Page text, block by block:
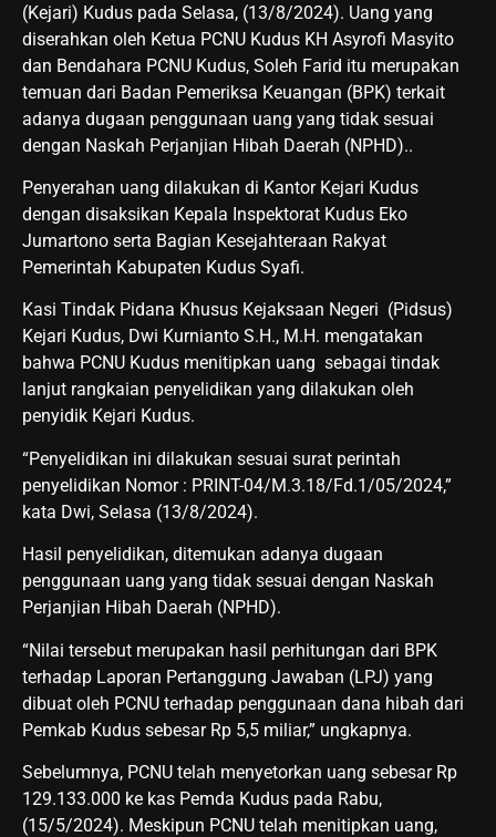
(Kejari) Kudus pada Selasa, (13/8/2024). Uang yang
diserahkan oleh Ketua PCNU Kudus KH Asyrofi Masyito
dan Bendahara PCNU Kudus, Soleh Farid itu merupakan
temuan dari Badan Pemeriksa Keuangan (BPK) terkait
adanya dugaan penggunaan uang yang tidak sesuai
dengan Naskah Perjanjian Hibah Daerah (NPHD)..
Penyerahan uang dilakukan di Kantor Kejari Kudus
dengan disaksikan Kepala Inspektorat Kudus Eko
Jumartono serta Bagian Kesejahteraan Rakyat
Pemerintah Kabupaten Kudus Syafi.
Kasi Tindak Pidana Khusus Kejaksaan Negeri (Pidsus)
Kejari Kudus, Dwi Kurnianto S.H., M.H. mengatakan
bahwa PCNU Kudus menitipkan uang sebagai tindak
lanjut rangkaian penyelidikan yang dilakukan oleh
penyidik Kejari Kudus.
“Penyelidikan ini dilakukan sesuai surat perintah
penyelidikan Nomor : PRINT-04/M.3.18/Fd.1/05/2024,”
kata Dwi, Selasa (13/8/2024).
Hasil penyelidikan, ditemukan adanya dugaan
penggunaan uang yang tidak sesuai dengan Naskah
Perjanjian Hibah Daerah (NPHD).
“Nilai tersebut merupakan hasil perhitungan dari BPK
terhadap Laporan Pertanggung Jawaban (LPJ) yang
dibuat oleh PCNU terhadap penggunaan dana hibah dari
Pemkab Kudus sebesar Rp 5,5 miliar,” ungkapnya.
Sebelumnya, PCNU telah menyetorkan uang sebesar Rp
129.133.000 ke kas Pemda Kudus pada Rabu,
(15/5/2024). Meskipun PCNU telah menitipkan uang,